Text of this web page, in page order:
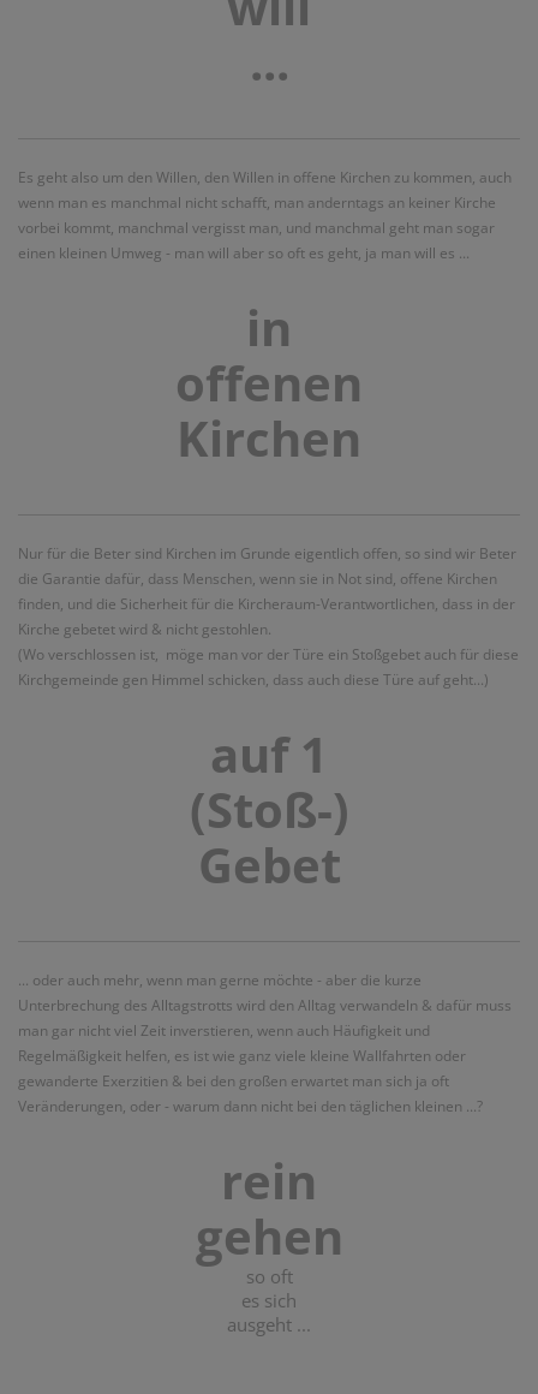
...
Es geht also um den Willen, den Willen in offene Kirchen zu kommen, auch
wenn man es manchmal nicht schafft, man anderntags an keiner Kirche
vorbei kommt, manchmal vergisst man, und manchmal geht man sogar
einen kleinen Umweg - man will aber so oft es geht, ja man will es ...
in
offenen
Kirchen
Nur für die Beter sind Kirchen im Grunde eigentlich offen, so sind wir Beter
die Garantie dafür, dass Menschen, wenn sie in Not sind, offene Kirchen
finden, und die Sicherheit für die Kircheraum-Verantwortlichen, dass in der
Kirche gebetet wird & nicht gestohlen.
(Wo verschlossen ist, möge man vor der Türe ein Stoßgebet auch für diese
Kirchgemeinde gen Himmel schicken, dass auch diese Türe auf geht...)
auf 1
(Stoß-)
Gebet
... oder auch mehr, wenn man gerne möchte - aber die kurze
Unterbrechung des Alltagstrotts wird den Alltag verwandeln & dafür muss
man gar nicht viel Zeit inverstieren, wenn auch Häufigkeit und
Regelmäßigkeit helfen, es ist wie ganz viele kleine Wallfahrten oder
gewanderte Exerzitien & bei den großen erwartet man sich ja oft
Veränderungen, oder - warum dann nicht bei den täglichen kleinen ...?
rein
gehen
so oft
es sich
ausgeht ...